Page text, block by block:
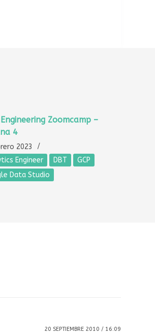
Zoomcamp –
4
2023
Engineer
DBT
GCP
Data Studio
20 SEPTIEMBRE 2010 / 16:09